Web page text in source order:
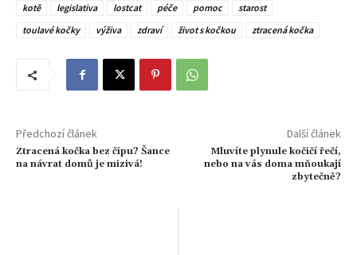
kotě
legislativa lostcat péče pomoc
starost
toulavé kočky
výživa zdraví život s kočkou ztracená kočka
Předchozí článek
Ztracená kočka bez čipu? Šance
na návrat domů je mizivá!
Další článek
Mluvíte plynule kočičí řečí,
nebo na vás doma mňoukají
zbytečně?